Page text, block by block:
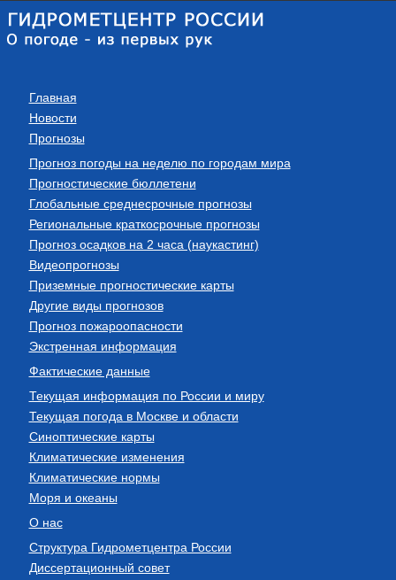
Главная
Новости
Прогнозы
Прогноз погоды на неделю по городам мира
Прогностические бюллетени
Глобальные среднесрочные прогнозы
Региональные краткосрочные прогнозы
Прогноз осадков на 2 часа (наукастинг)
Видеопрогнозы
Приземные прогностические карты
Другие виды прогнозов
Прогноз пожароопасности
Экстренная информация
Фактические данные
Текущая информация по России и миру
Текущая погода в Москве и области
Синоптические карты
Климатические изменения
Климатические нормы
Моря и океаны
О нас
Структура Гидрометцентра России
Диссертационный совет